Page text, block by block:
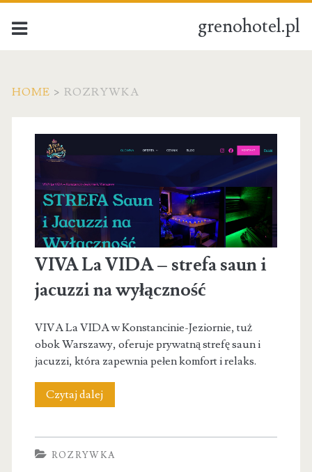
grenohotel.pl
HOME > ROZRYWKA
Kategoria:
Rozrywka
VIVA La VIDA – strefa saun i
jacuzzi na wyłączność
VIVA La VIDA w Konstancinie-Jeziornie, tuż
obok Warszawy, oferuje prywatną strefę saun i
jacuzzi, która zapewnia pełen komfort i relaks.
Czytaj dalejVIVA
ROZRYWKA